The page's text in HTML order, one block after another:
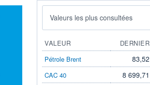
Valeurs les plus consultées
VALEUR DERNIER
Pétrole Brent
83,52
CAC 40 8 699,71